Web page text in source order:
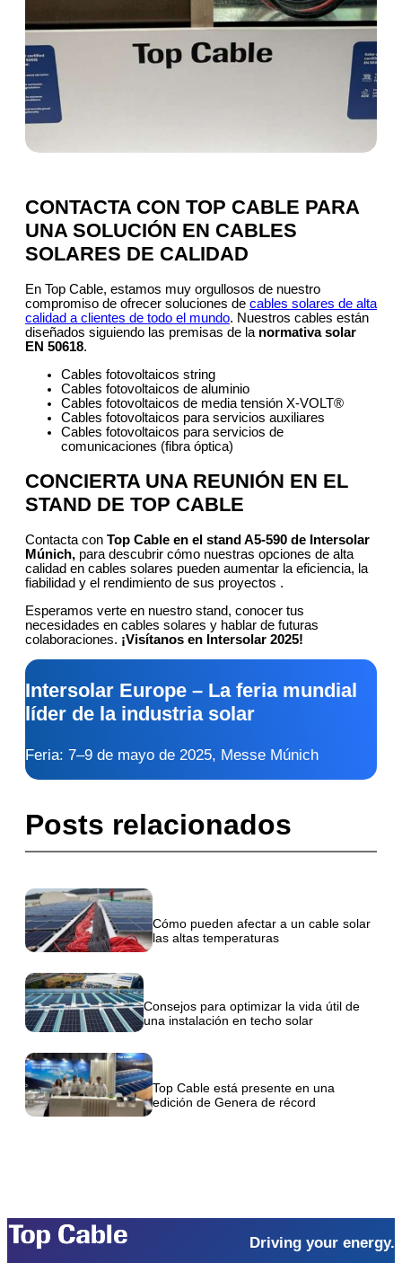
CONTACTA CON TOP CABLE PARA
UNA SOLUCIÓN EN CABLES
SOLARES DE CALIDAD
En Top Cable, estamos muy orgullosos de nuestro
compromiso de ofrecer soluciones de cables solares de alta
calidad a clientes de todo el mundo. Nuestros cables están
diseñados siguiendo las premisas de la normativa solar
EN 50618.
Cables fotovoltaicos string
Cables fotovoltaicos de aluminio
Cables fotovoltaicos de media tensión X-VOLT®
Cables fotovoltaicos para servicios auxiliares
Cables fotovoltaicos para servicios de
comunicaciones (fibra óptica)
CONCIERTA UNA REUNIÓN EN EL
STAND DE TOP CABLE
Contacta con Top Cable en el stand A5-590 de Intersolar
Múnich, para descubrir cómo nuestras opciones de alta
calidad en cables solares pueden aumentar la eficiencia, la
fiabilidad y el rendimiento de sus proyectos .
Esperamos verte en nuestro stand, conocer tus
necesidades en cables solares y hablar de futuras
colaboraciones. ¡Visítanos en Intersolar 2025!
Intersolar Europe – La feria mundial
líder de la industria solar
Feria: 7–9 de mayo de 2025, Messe Múnich
Posts relacionados
Cómo pueden afectar a un cable solar
las altas temperaturas
Consejos para optimizar la vida útil de
una instalación en techo solar
Top Cable está presente en una
edición de Genera de récord
Driving your energy.